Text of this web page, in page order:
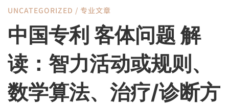
中
国
专
UNCATEGORIZED / 专业文章
中国专利 客体问题 解
读：智力活动或规则、
数学算法、治疗/诊断方